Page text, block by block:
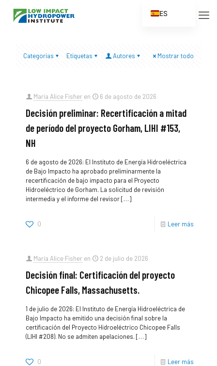
Categorías Etiquetas Autores Mostrar todo
María Alice Fisher en 6 de agosto de 2026
Decisión preliminar: Recertificación a mitad
de período del proyecto Gorham, LIHI #153,
NH
6 de agosto de 2026: El Instituto de Energía Hidroeléctrica
de Bajo Impacto ha aprobado preliminarmente la
recertificación de bajo impacto para el Proyecto
Hidroeléctrico de Gorham. La solicitud de revisión
intermedia y el informe del revisor[…]
0 Leer más
María Alice Fisher en 2 de julio de 2026
Decisión final: Certificación del proyecto
Chicopee Falls, Massachusetts.
1 de julio de 2026: El Instituto de Energía Hidroeléctrica de
Bajo Impacto ha emitido una decisión final sobre la
certificación del Proyecto Hidroeléctrico Chicopee Falls
(LIHI #208). No se admiten apelaciones. […]
0 Leer más
ES